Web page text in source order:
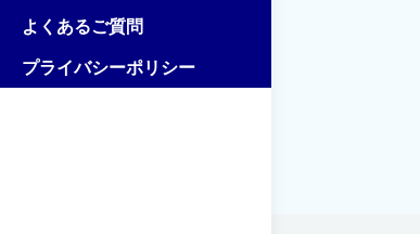
よくあるご質問
プライバシーポリシー